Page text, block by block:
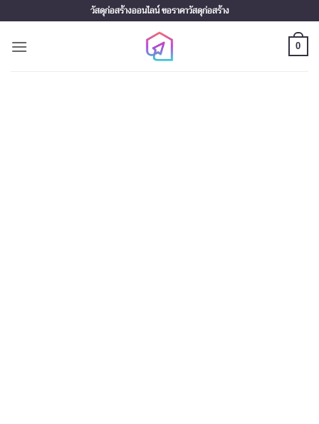
to
content
วัสดุก่อสร้างออนไลน์ ขอราคาวัสดุก่อสร้าง
0